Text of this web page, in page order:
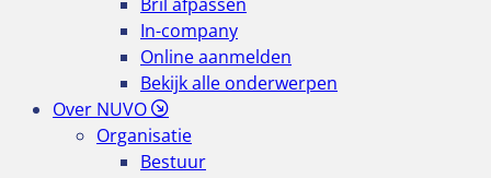
In-company
Online aanmelden
Bekijk alle onderwerpen
Over NUVO
Organisatie
Bestuur